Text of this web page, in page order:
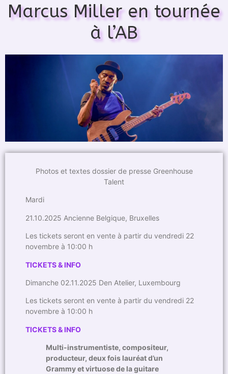
Marcus Miller en tournée
à l’AB
Photos et textes dossier de presse Greenhouse
Talent
Mardi
21.10.2025 Ancienne Belgique, Bruxelles
Les tickets seront en vente à partir du vendredi 22
novembre à 10:00 h
TICKETS & INFO
Dimanche 02.11.2025 Den Atelier, Luxembourg
Les tickets seront en vente à partir du vendredi 22
novembre à 10:00 h
TICKETS & INFO
Multi-instrumentiste, compositeur,
producteur, deux fois lauréat d’un
Grammy et virtuose de la guitare